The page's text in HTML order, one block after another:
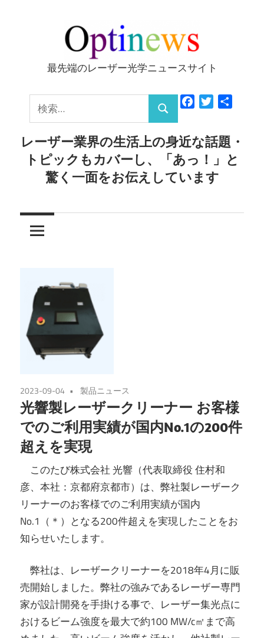
ッ
Optinews
最先端のレーザー光学ニュースサイト
索:
検
索
FacebookTwitter
レーザー業界の生活上の身近な話題・
トピックもカバーし、「あっ！」と
驚く一面をお伝えしています
2023-09-04 製品ニュース
光響製レーザークリーナー お客様
でのご利用実績が国内No.1の200件
超えを実現
このたび株式会社 光響（代表取締役 住村和
彦、本社：京都府京都市）は、弊社製レーザーク
リーナーのお客様でのご利用実績が国内
No.1（＊）となる200件超えを実現したことをお
知らせいたします。
弊社は、レーザークリーナーを2018年4月に販
売開始しました。弊社の強みであるレーザー専門
家が設計開発を手掛ける事で、レーザー集光点に
おけるビーム強度を最大で約100 MW/c㎡まで高